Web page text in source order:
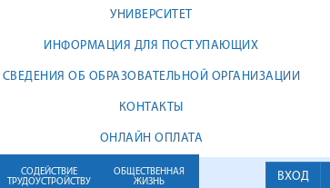
УНИВЕРСИТЕТ
ИНФОРМАЦИЯ ДЛЯ ПОСТУПАЮЩИХ
СВЕДЕНИЯ ОБ ОБРАЗОВАТЕЛЬНОЙ ОРГАНИЗАЦИИ
КОНТАКТЫ
ОНЛАЙН ОПЛАТА
ВХОД
СОДЕЙСТВИЕ
ТРУДОУСТРОЙСТВУ
ОБЩЕСТВЕННАЯ
ЖИЗНЬ